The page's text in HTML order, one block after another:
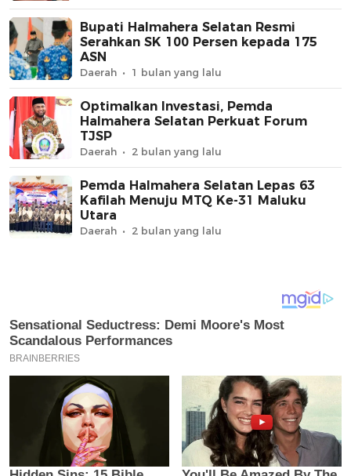
Bupati Halmahera Selatan Resmi
Serahkan SK 100 Persen kepada 175
ASN
Daerah 1 bulan yang lalu
Optimalkan Investasi, Pemda
Halmahera Selatan Perkuat Forum
TJSP
Daerah 2 bulan yang lalu
Pemda Halmahera Selatan Lepas 63
Kafilah Menuju MTQ Ke-31 Maluku
Utara
Daerah 2 bulan yang lalu